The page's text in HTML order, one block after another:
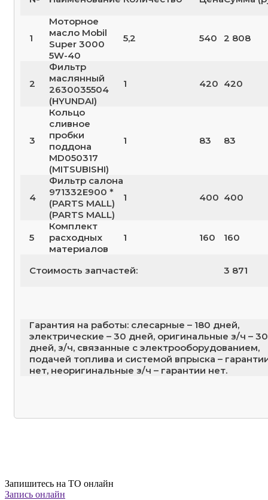
1
Моторное
масло Mobil
Super 3000
5W-40
5,2 540 2 808
2
Фильтр
маслянный
2630035504
(HYUNDAI)
1 420 420
3
Кольцо
сливное
пробки
поддона
MD050317
(MITSUBISHI)
1 83 83
4
Фильтр салона
971332E900 *
(PARTS MALL)
(PARTS MALL)
1 400 400
5
Комплект
расходных
материалов
1 160 160
Стоимость запчастей: 3 871
Гарантия на работы: слесарные – 180 дней,
электрические – 30 дней, оригинальные з/ч – 30
дней, з/ч, связанные с электрооборудованием,
подачей топлива и системой впрыска –
нет, неоригинальные з/ч – гарантии нет.
Запишитесь на ТО онлайн
Запись онлайн